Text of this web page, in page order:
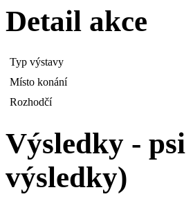
Detail akce
Typ výstavy
Místo konání
Rozhodčí
Výsledky -
výsledky)